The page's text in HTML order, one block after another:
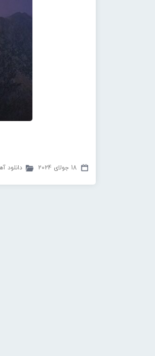
18 جولای 2024 دانلود